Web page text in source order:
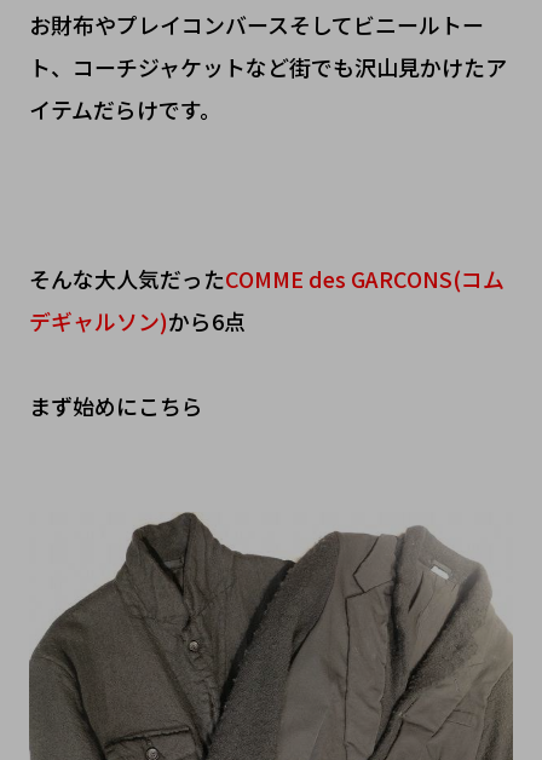
お財布やプレイコンバースそしてビニールトー
ト、コーチジャケットなど街でも沢山見かけたア
イテムだらけです。
そんな大人気だったCOMME des GARCONS(コム
デギャルソン)から6点
まず始めにこちら